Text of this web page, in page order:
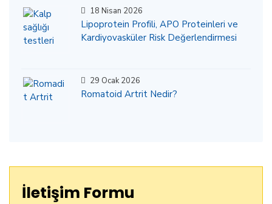
18 Nisan 2026
Lipoprotein Profili, APO Proteinleri ve
Kardiyovasküler Risk Değerlendirmesi
29 Ocak 2026
Romatoid Artrit Nedir?
İletişim Formu